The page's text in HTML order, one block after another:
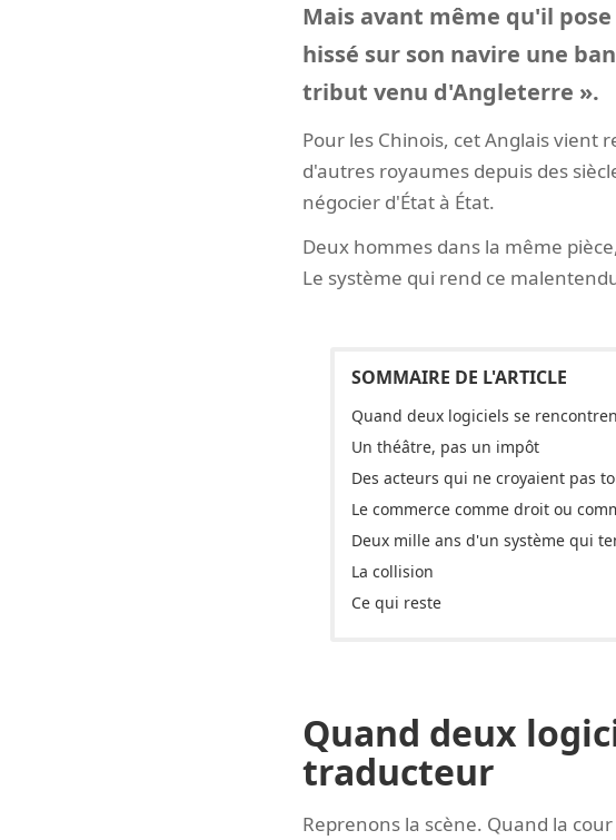
Mais avant même qu'il
hissé sur son navire une
tribut venu d'Angleterre ».
Pour les Chinois, cet Anglais vient
d'autres royaumes depuis des
négocier d'État à État.
Deux hommes dans la même
Le système qui rend ce
Quand deux logiciels se
Un théâtre, pas un impôt
Des acteurs qui ne croyaient pas
Le commerce comme droit ou
Deux mille ans d'un système qui
La collision
Ce qui reste
Quand deux
traducteur
Reprenons la scène. Quand la